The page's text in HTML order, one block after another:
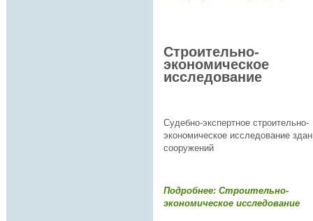
Строительно-
экономическое
исследование
Судебно-экспертное строительно-
экономическое исследование
сооружений
Подробнее: Строительно-
экономическое исследование